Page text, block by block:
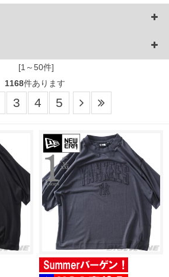
[1～50件]
1168件あります
3 4 5